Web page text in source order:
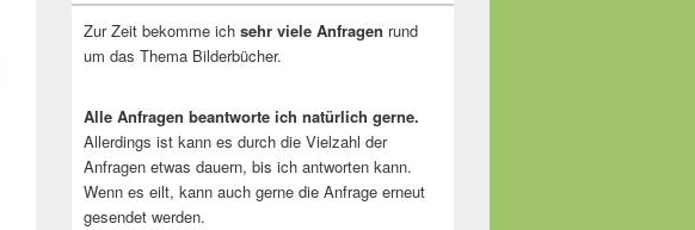
Zur Zeit bekomme ich sehr viele Anfragen rund
um das Thema Bilderbücher.
Alle Anfragen beantworte ich natürlich gerne.
Allerdings ist kann es durch die Vielzahl der
Anfragen etwas dauern, bis ich antworten kann.
Wenn es eilt, kann auch gerne die Anfrage erneut
gesendet werden.